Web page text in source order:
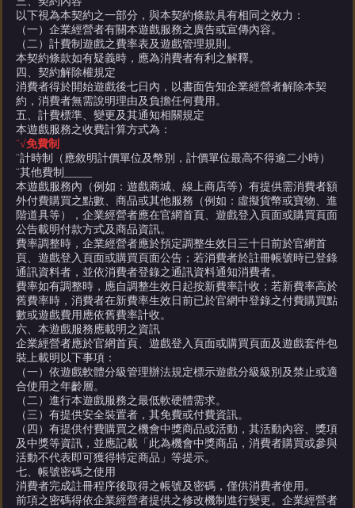
以下視為本契約之一部分，與本契約條款具有相同之效力：
（一）企業經營者有關本遊戲服務之廣告或宣傳內容。
（二）計費制遊戲之費率表及遊戲管理規則。
本契約條款如有疑義時，應為消費者有利之解釋。
四、契約解除權規定
消費者得於開始遊戲後七日內，以書面告知企業經營者解除本契
約，消費者無需說明理由及負擔任何費用。
五、計費標準、變更及其通知相關規定
本遊戲服務之收費計算方式為：
¨√免費制
¨計時制（應敘明計價單位及幣別，計價單位最高不得逾二小時）
¨其他費制
本遊戲服務內（例如：遊戲商城、線上商店等）有提供需消費者額
外付費購買之點數、商品或其他服務（例如：虛擬貨幣或寶物、進
階道具等），企業經營者應在官網首頁、遊戲登入頁面或購買頁面
公告載明付款方式及商品資訊。
費率調整時，企業經營者應於預定調整生效日三十日前於官網首
頁、遊戲登入頁面或購買頁面公告；若消費者於註冊帳號時已登錄
通訊資料者，並依消費者登錄之通訊資料通知消費者。
費率如有調整時，應自調整生效日起按新費率計收；若新費率高於
舊費率時，消費者在新費率生效日前已於官網中登錄之付費購買點
數或遊戲費用應依舊費率計收。
六、本遊戲服務應載明之資訊
企業經營者應於官網首頁、遊戲登入頁面或購買頁面及遊戲套件包
裝上載明以下事項：
（一）依遊戲軟體分級管理辦法規定標示遊戲分級級別及禁止或適
合使用之年齡層。
（二）進行本遊戲服務之最低軟硬體需求。
（三）有提供安全裝置者，其免費或付費資訊。
（四）有提供付費購買之機會中獎商品或活動，其活動內容、獎項
及中獎等資訊，並應記載「此為機會中獎商品，消費者購買或參與
活動不代表即可獲得特定商品」等提示。
七、帳號密碼之使用
消費者完成註冊程序後取得之帳號及密碼，僅供消費者使用。
前項之密碼得依企業經營者提供之修改機制進行變更。企業經營者